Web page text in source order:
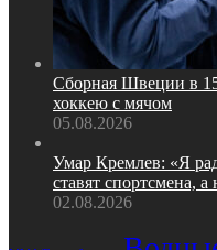
Сборная Швеции в
хоккею с мячом
05.08.2026
Умар Кремлев: «Я
ставят спортсмена,
02.08.2026